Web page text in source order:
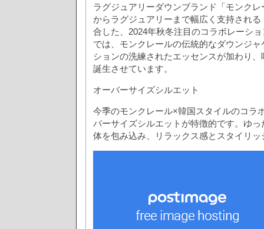
ラグジュアリーダウンブランド「モンク
からラグジュアリーまで幅広く支持され
合した、2024年秋冬注目のコラボレーシ
では、モンクレールの伝統的なダウンジ
ションの洗練されたエッセンスが加わり
誕生させています。
オーバーサイズシルエット
今季のモンクレール×韓国スタイルのコラ
バーサイズシルエットが特徴的です。ゆ
体を包み込み、リラックス感とスタイリ